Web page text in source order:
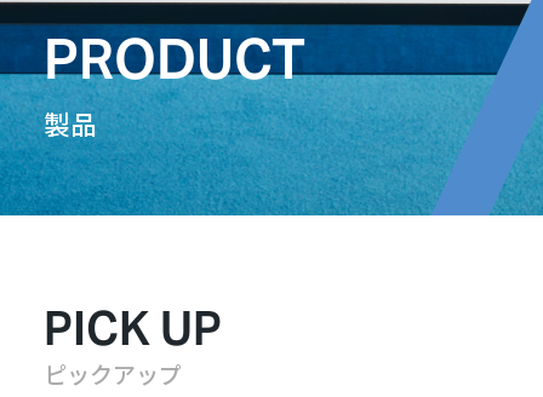
PRODUCT
製品
PICK UP
ピックアップ